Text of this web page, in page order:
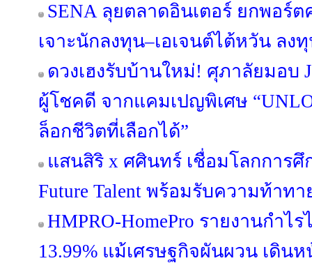
SENA ลุยตลาดอินเตอร์ ยกพอร์
เจาะนักลงทุน–เอเจนต์ไต้หวัน ลง
ดวงเฮงรับบ้านใหม่! ศุภาลัยมอบ
ผู้โชคดี จากแคมเปญพิเศษ
ล็อกชีวิตที่เลือกได้”
แสนสิริ x ศศินทร์ เชื่อมโลกการศึ
Future Talent พร้อมรับความท้าท
HMPRO-HomePro รายงานกำไ
13.99% แม้เศรษฐกิจผันผวน เดิน